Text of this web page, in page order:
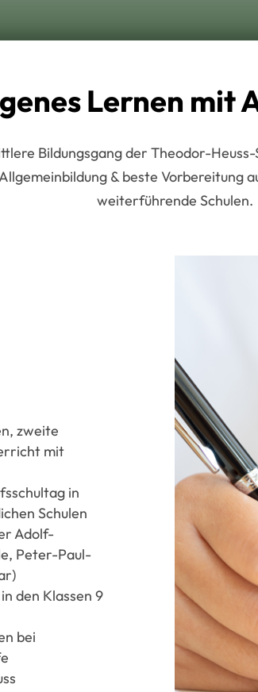
Lernen mit
Bildungsgang der Theodor-
& beste Vorbereitung
weiterführende Schulen.
zweite
mit
in
Schulen
Adolf-
Peter-Paul-
den Klassen 9
bei